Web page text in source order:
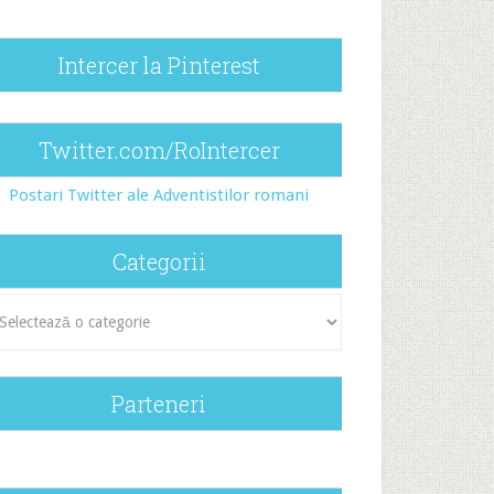
Intercer la Pinterest
Twitter.com/RoIntercer
Postari Twitter ale Adventistilor romani
Categorii
Parteneri